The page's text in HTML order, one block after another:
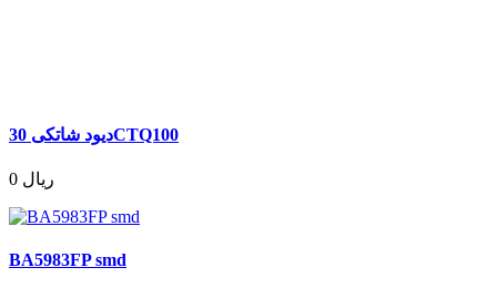
دیود شاتکی 30CTQ100
0 ریال
BA5983FP smd